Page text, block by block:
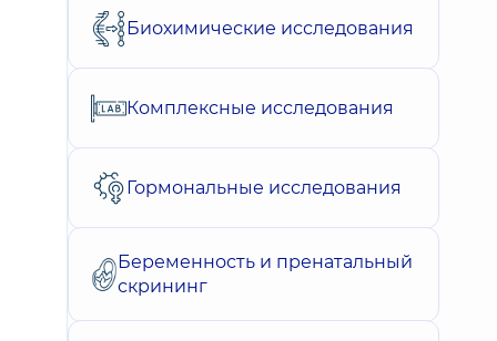
Биохимические исследования
Комплексные исследования
Гормональные исследования
Беременность и пренатальный
скрининг